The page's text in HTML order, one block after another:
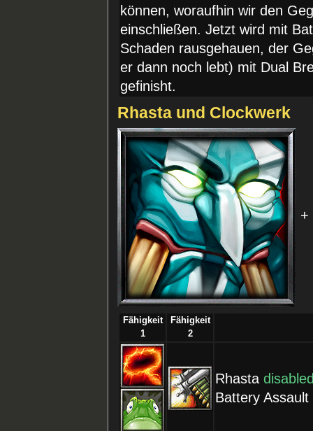
können, woraufhin wir den
einschließen. Jetzt wird mit
Schaden rausgehauen, der
er dann noch lebt) mit Dual
gefinisht.
Rhasta und Clockwerk
+
Fähigkeit
1
Fähigkeit
2
Rhasta
Battery